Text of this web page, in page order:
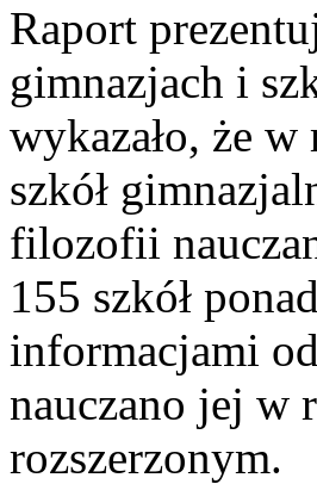
Raport
gimnazjach i
wykazało, że
szkół
filozofii
155 szkół
informacjami
nauczano jej w
rozszerzonym.